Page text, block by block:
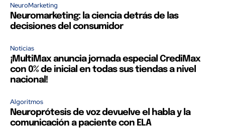
NeuroMarketing
Neuromarketing: la ciencia detrás de las
decisiones del consumidor
Noticias
¡MultiMax anuncia jornada especial CrediMax
con 0% de inicial en todas sus tiendas a nivel
nacional!
Algoritmos
Neuroprótesis de voz devuelve el habla y la
comunicación a paciente con ELA